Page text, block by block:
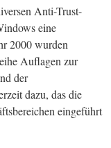
Anti-Trust-
eine
2000 wurden
Auflagen zur
der
dazu, das die
eingeführt